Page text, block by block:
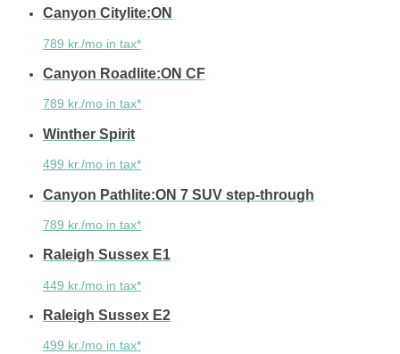
Canyon Citylite:ON
789 kr./mo in tax*
Canyon Roadlite:ON CF
789 kr./mo in tax*
Winther Spirit
499 kr./mo in tax*
Canyon Pathlite:ON 7 SUV step-through
789 kr./mo in tax*
Raleigh Sussex E1
449 kr./mo in tax*
Raleigh Sussex E2
499 kr./mo in tax*